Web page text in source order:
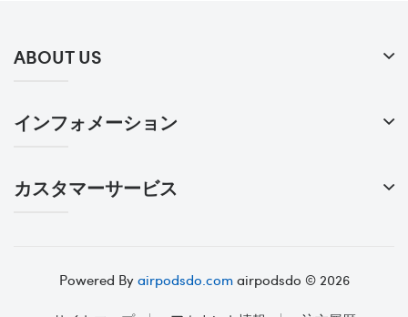
ABOUT US
インフォメーション
カスタマーサービス
Powered Byairpodsdo.comairpodsdo © 2026